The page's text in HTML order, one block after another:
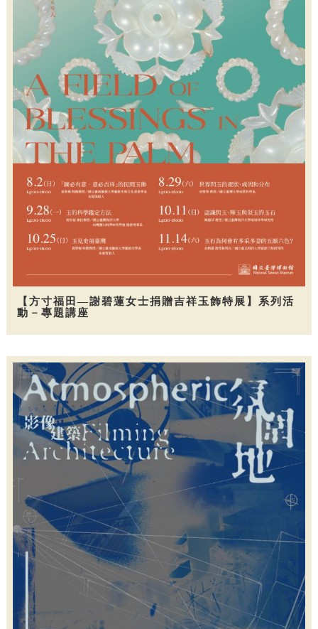
【方寸福田—謝碧蓮女士捐贈吉祥玉飾特展】系列活
動－專題講座